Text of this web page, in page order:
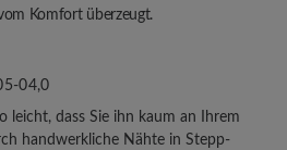
Komfort überzeugt.
04,0
leicht, dass Sie ihn kaum an Ihrem
handwerkliche Nähte in Stepp-